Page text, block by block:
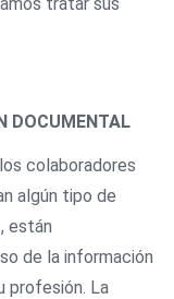
DOCUMENTAL
colaboradores
algún tipo de
están
de la información
profesión. La